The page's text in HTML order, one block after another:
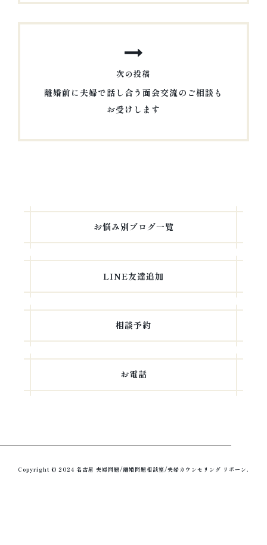
シ
ョ
の
投
次の投稿
離婚前に夫婦で話し合う面会交流のご相談も
お受けします
の
お悩み別ブログ一覧
LINE友達追加
相談予約
お電話
Copyright © 2024 名古屋 夫婦問題/離婚問題相談室/夫婦カウンセリング リボーン.